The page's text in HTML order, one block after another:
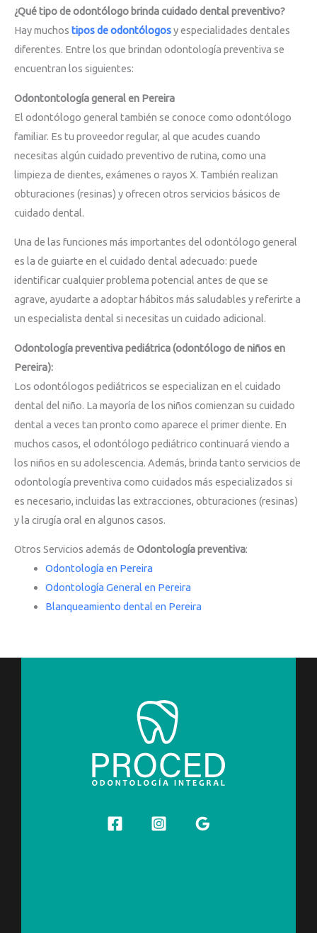
¿Qué tipo de odontólogo brinda cuidado dental preventivo?
Hay muchos tipos de odontólogosy especialidades dentales
diferentes. Entre los que brindan odontología preventiva se
encuentran los siguientes:
Odontontología general en Pereira
El odontólogo general también se conoce como odontólogo
familiar. Es tu proveedor regular, al que acudes cuando
necesitas algún cuidado preventivo de rutina, como una
limpieza de dientes, exámenes o rayos X. También realizan
obturaciones (resinas) y ofrecen otros servicios básicos de
cuidado dental.
Una de las funciones más importantes del odontólogo general
es la de guiarte en el cuidado dental adecuado: puede
identificar cualquier problema potencial antes de que se
agrave, ayudarte a adoptar hábitos más saludables y referirte a
un especialista dental si necesitas un cuidado adicional.
Odontología preventiva pediátrica (odontólogo de niños en
Pereira):
Los odontólogos pediátricos se especializan en el cuidado
dental del niño. La mayoría de los niños comienzan su cuidado
dental a veces tan pronto como aparece el primer diente. En
muchos casos, el odontólogo pediátrico continuará viendo a
los niños en su adolescencia. Además, brinda tanto servicios de
odontología preventiva como cuidados más especializados si
es necesario, incluidas las extracciones, obturaciones (resinas)
y la cirugía oral en algunos casos.
Otros Servicios además de Odontología preventiva:
Odontología en Pereira
Odontología General en Pereira
Blanqueamiento dental en Pereira